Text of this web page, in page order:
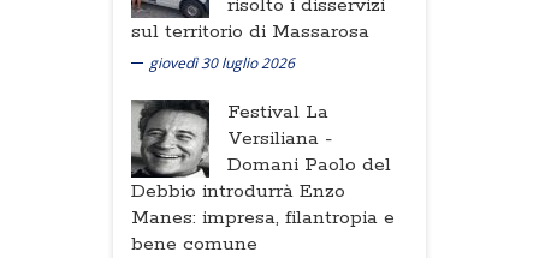
sul territorio di Massarosa
giovedì 30 luglio 2026
Festival La
Versiliana -
Domani Paolo del
Debbio introdurrà Enzo
Manes: impresa, filantropia e
bene comune